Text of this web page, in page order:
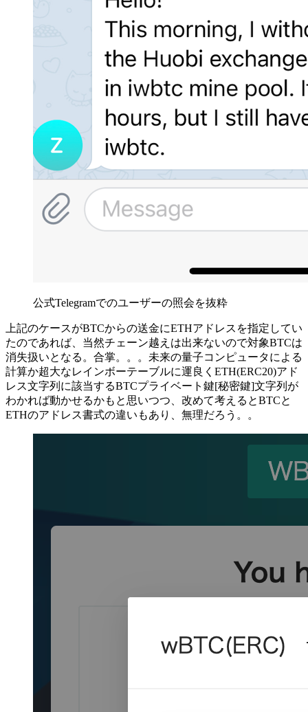
公式Telegramでのユーザーの照会を抜粋
上記のケースがBTCからの送金にETHアドレスを指定してい
たのであれば、当然チェーン越えは出来ないので対象BTCは
消失扱いとなる。合掌。。。未来の量子コンピュータによる
計算か超大なレインボーテーブルに運良くETH(ERC20)アド
レス文字列に該当するBTCプライベート鍵[秘密鍵]文字列が
わかれば動かせるかもと思いつつ、改めて考えるとBTCと
ETHのアドレス書式の違いもあり、無理だろう。。